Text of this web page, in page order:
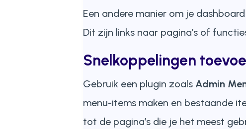
Een andere manier om je
Dit zijn links naar pagina’s of
Snelkoppelingen
Gebruik een plugin zoals Admin
menu-items maken en bestaande
tot de pagina’s die je het meest